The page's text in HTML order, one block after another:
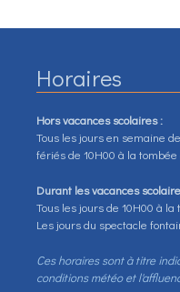
Horaires
Hors vacances scolaires :
Tous les jours en semaine
fériés de 10H00 à la tombée
Durant les vacances
Tous les jours de 10H00 à la
Les jours du spectacle
Ces horaires sont à titre
conditions météo et